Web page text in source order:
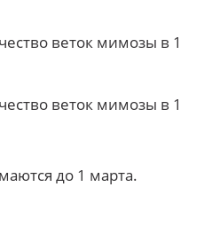
веток мимозы в 1
веток мимозы в 1
до 1 марта.